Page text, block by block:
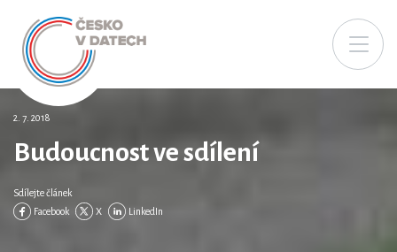
2. 7. 2018
Budoucnost ve sdílení
Sdílejte článek
Facebook
X LinkedIn